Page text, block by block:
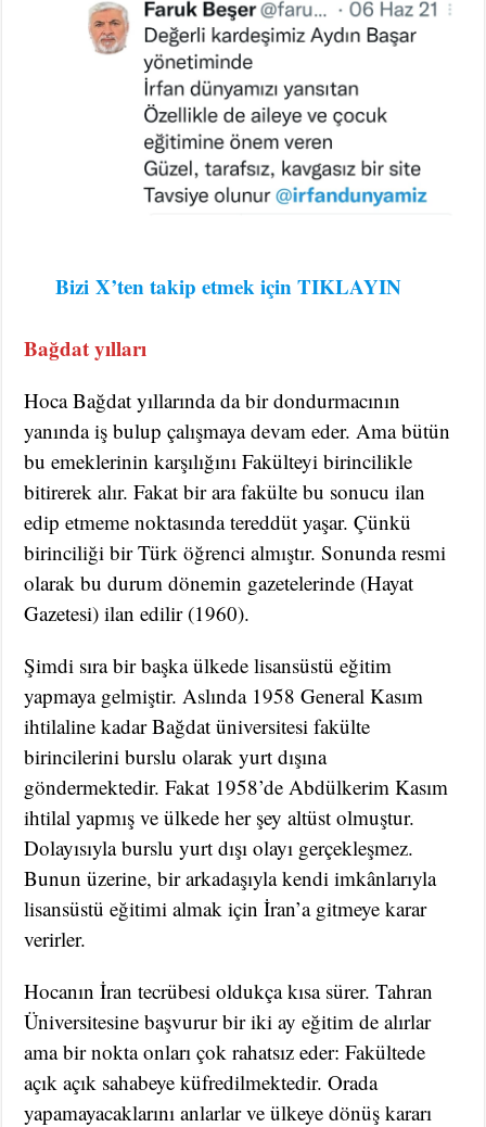
Bizi X’ten takip etmek için TIKLAYIN
Bağdat yılları
Hoca Bağdat yıllarında da bir dondurmacının
yanında iş bulup çalışmaya devam eder. Ama bütün
bu emeklerinin karşılığını Fakülteyi birincilikle
bitirerek alır. Fakat bir ara fakülte bu sonucu ilan
edip etmeme noktasında tereddüt yaşar. Çünkü
birinciliği bir Türk öğrenci almıştır. Sonunda resmi
olarak bu durum dönemin gazetelerinde (Hayat
Gazetesi) ilan edilir (1960).
Şimdi sıra bir başka ülkede lisansüstü eğitim
yapmaya gelmiştir. Aslında 1958 General Kasım
ihtilaline kadar Bağdat üniversitesi fakülte
birincilerini burslu olarak yurt dışına
göndermektedir. Fakat 1958’de Abdülkerim Kasım
ihtilal yapmış ve ülkede her şey altüst olmuştur.
Dolayısıyla burslu yurt dışı olayı gerçekleşmez.
Bunun üzerine, bir arkadaşıyla kendi imkânlarıyla
lisansüstü eğitimi almak için İran’a gitmeye karar
verirler.
Hocanın İran tecrübesi oldukça kısa sürer. Tahran
Üniversitesine başvurur bir iki ay eğitim de alırlar
ama bir nokta onları çok rahatsız eder: Fakültede
açık açık sahabeye küfredilmektedir. Orada
yapamayacaklarını anlarlar ve ülkeye dönüş kararı